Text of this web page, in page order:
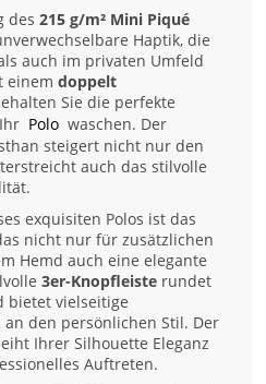
des215 g/m² Mini Piqué
Haptik, die
auch im privaten Umfeld
einemdoppelt
Sie die perfekte
Polo waschen. Der
steigert nicht nur den
auch das stilvolle
exquisiten Polos ist das
nicht nur für zusätzlichen
Hemd auch eine elegante
3er-Knopfleiste rundet
bietet vielseitige
den persönlichen Stil. Der
Ihrer Silhouette Eleganz
Auftreten.